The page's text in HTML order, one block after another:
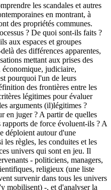
les scandales et autres
en montrant, à
des propriétés communes.
? De quoi sont-ils faits ?
aux espaces et groupes
des différences apparentes,
mettant aux prises des
économique, judiciaire,
pourquoi l'un de leurs
des frontières entre les
légitimes pour évaluer
arguments (il)légitimes ?
en juger ? A partir de quelles
de force évoluent-ils ? A
déploient autour d'une
règles, les conduites et les
univers qui sont en jeu. Il
- politiciens, managers,
religieux (une liste
survenir dans tous les univers
mobilisent) -, et d'analyser la